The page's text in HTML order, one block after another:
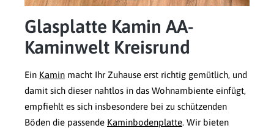
Glasplatte Kamin AA-
Kaminwelt Kreisrund
Ein Kamin macht Ihr Zuhause erst richtig gemütlich, und
damit sich dieser nahtlos in das Wohnambiente einfügt,
empfiehlt es sich insbesondere bei zu schützenden
Böden die passende Kaminbodenplatte. Wir bieten